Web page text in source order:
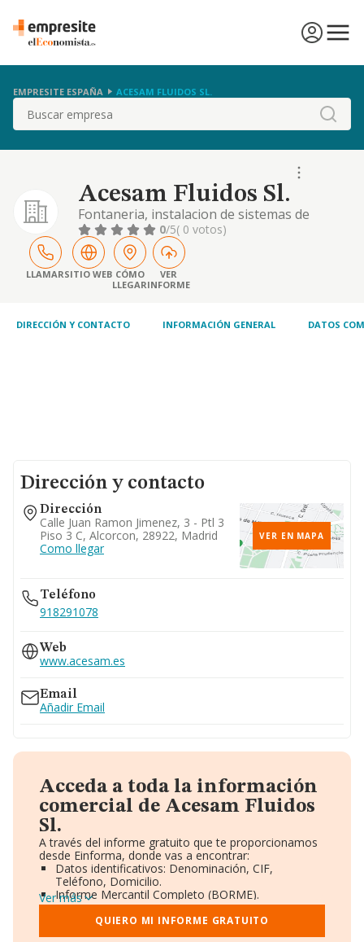
EMPRESITE ESPAÑA ACESAM FLUIDOS SL.
Buscar
Acesam Fluidos Sl.
Fontaneria, instalacion de sistemas de
calefaccion y aire acondicionado; instalacion
de aislamientos; otras instalaciones en
obras de construccion
0/5( 0 votos)
LLAMARSITIO WEB CÓMO
LLEGAR
VER
INFORME
DIRECCIÓN Y CONTACTO INFORMACIÓN GENERAL DATOS
Dirección y contacto
Dirección
Calle Juan Ramon Jimenez, 3 - Ptl 3
Piso 3 C, Alcorcon, 28922, Madrid
Como llegar
VER EN MAPA
Teléfono
918291078
Web
www.acesam.es
Email
Añadir Email
Acceda a toda la información
comercial de Acesam Fluidos
Sl.
A través del informe gratuito que te proporcionamos
desde Einforma, donde vas a encontrar:
Datos identificativos: Denominación, CIF,
Teléfono, Domicilio.
Informe Mercantil Completo (BORME).
Gráficos de Evolución Ventas y Empleados.
Consejo de Administración y Administradores.
Directivos y Ejecutivos.
Ver más
QUIERO MI INFORME GRATUITO